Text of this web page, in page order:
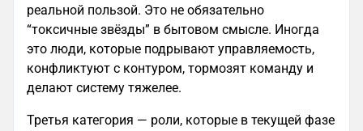
реальной пользой. Это не обязательно
“токсичные звёзды” в бытовом смысле. Иногда
это люди, которые подрывают управляемость,
конфликтуют с контуром, тормозят команду и
делают систему тяжелее.
Третья категория — роли, которые в текущей фазе